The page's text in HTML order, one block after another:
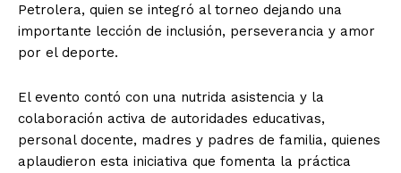
Petrolera, quien se integró al torneo dejando una
importante lección de inclusión, perseverancia y amor
por el deporte.
El evento contó con una nutrida asistencia y la
colaboración activa de autoridades educativas,
personal docente, madres y padres de familia, quienes
aplaudieron esta iniciativa que fomenta la práctica